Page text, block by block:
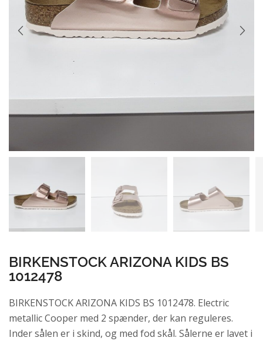
BIRKENSTOCK ARIZONA KIDS BS
1012478
BIRKENSTOCK ARIZONA KIDS BS 1012478. Electric
metallic Cooper med 2 spænder, der kan reguleres.
Inder sålen er i skind, og med fod skål. Sålerne er lavet i